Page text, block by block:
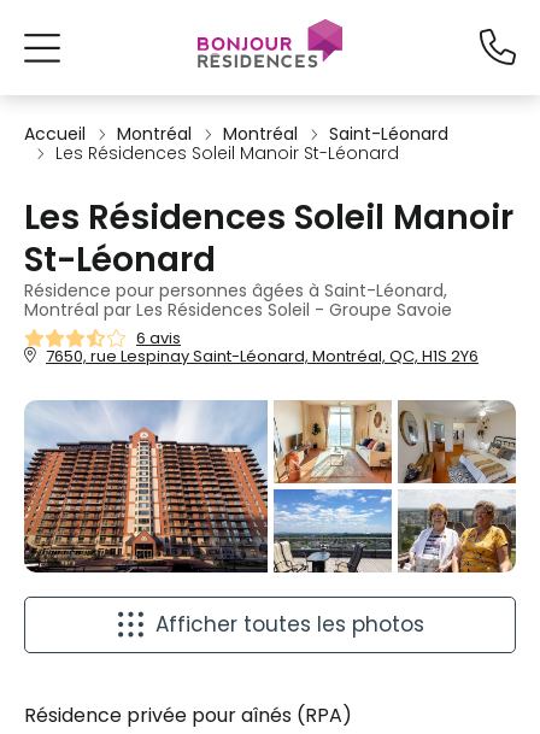
Accueil Montréal Montréal
Saint-Léonard
Les Résidences Soleil Manoir St-Léonard
Les Résidences Soleil Manoir
St-Léonard
Résidence pour personnes âgées à Saint-Léonard,
Montréal par Les Résidences Soleil - Groupe Savoie
6 avis
7650, rue Lespinay Saint-Léonard, Montréal, QC, H1S 2Y6
Afficher toutes les photos
Résidence privée pour aînés (RPA)